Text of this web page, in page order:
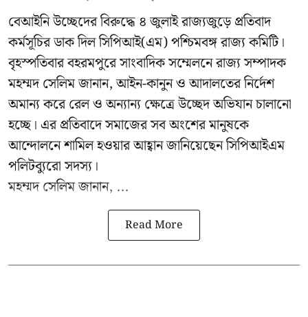
বেআইনি উচ্ছেদের বিরুদ্ধে ৪ জুলাই রাজ্যজুড়ে প্রতিবাদ
কর্মসূচির ডাক দিল সিপিআই(এম) পশ্চিমবঙ্গ রাজ্য কমিটি।
বৃহস্পতিবার বহরমপুরে সাংবাদিক সম্মেলনে রাজ্য সম্পাদক
মহম্মদ সেলিম জানান, আইন-কানুন ও আদালতের নির্দেশ
অমান্য করে রেল ও অন্যান্য ক্ষেত্রে উচ্ছেদ অভিযান চালানো
হচ্ছে। এর প্রতিবাদে সমাজের সব অংশের মানুষকে
আন্দোলনে শামিল হওয়ার আহ্বান জানিয়েছেন সিপিআইএম
পলিটব্যুরো সদস্য।
মহম্মদ সেলিম জানান, ...
Read More